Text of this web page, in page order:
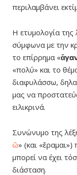
περιλαμβάνει
Η ετυμολογία της
σύμφωνα με την
το επίρρημα «
«πολύ» και το
διαφυλάσσω,
μας να
ειλικρινά.
Συνώνυμο της
ῶ» (και
μπορεί να έχει
διάσταση.